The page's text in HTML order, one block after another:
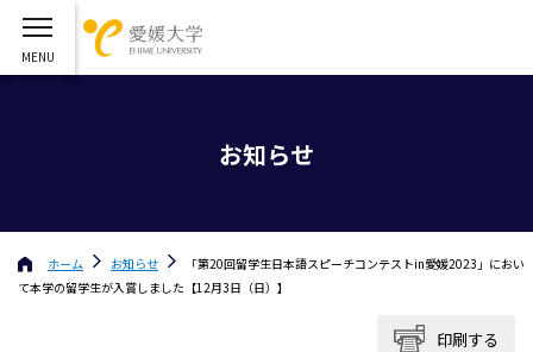
お知らせ
ホーム お知らせ
「第20回留学生日本語スピーチコンテストin愛媛2023」におい
て本学の留学生が入賞しました【12月3日（日）】
印刷する